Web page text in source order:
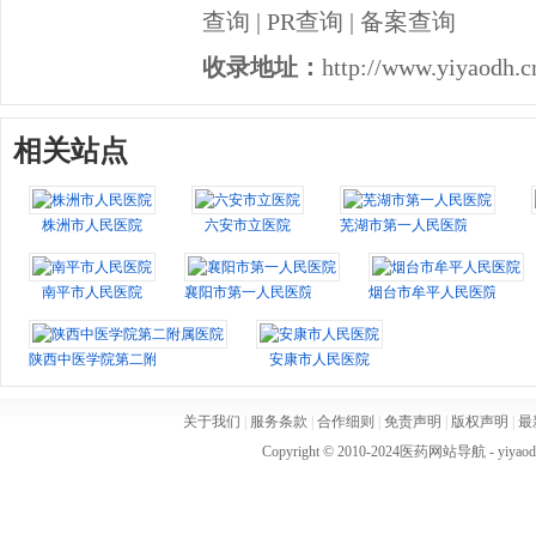
查询 | PR查询 | 备案查询
收录地址： http://
相关站点
株洲市人民医院 六安市立医院 芜湖市第一人民医院
南平市人民医院 襄阳市第一人民医院 烟台市牟平人民医院
陕西中医学院第二附属医院 安康市人民医院
关于我们 服务条款 合作细则 免责声明 版权声明
最
Copyright © 2010-2024医药网站导航-